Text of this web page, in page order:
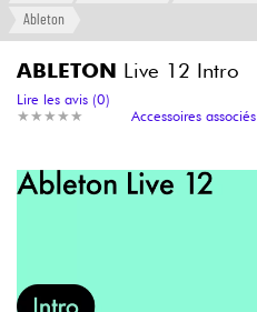
Amplis & Effets
Ableton
ABLETON Live 12 Intro
★ ★ ★ ★ ★
★ ★ ★ ★ ★
Lire les avis (0)
Accessoires associés